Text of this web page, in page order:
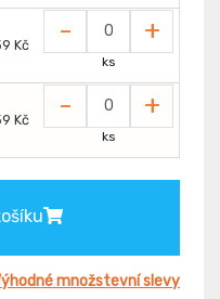
Kč - +
ks
Kč - +
ks
množstevní slevy